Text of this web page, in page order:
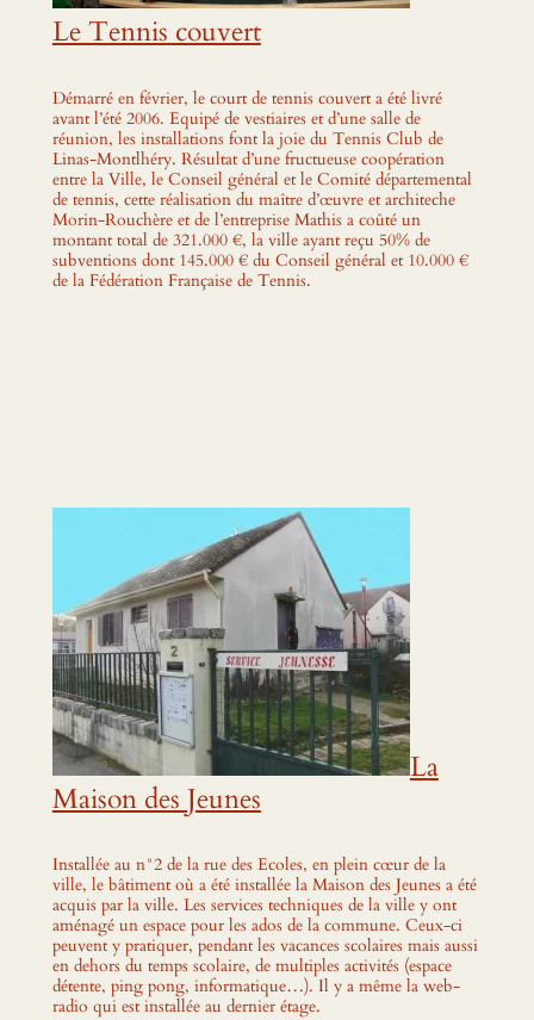
Le Tennis couvert
Démarré en février, le court de tennis couvert a été livré
avant l’été 2006. Equipé de vestiaires et d’une salle de
réunion, les installations font la joie du Tennis Club de
Linas-Montlhéry. Résultat d’une fructueuse coopération
entre la Ville, le Conseil général et le Comité départemental
de tennis, cette réalisation du maître d’œuvre et architeche
Morin-Rouchère et de l’entreprise Mathis a coûté un
montant total de 321.000 €, la ville ayant reçu 50% de
subventions dont 145.000 € du Conseil général et 10.000 €
de la Fédération Française de Tennis.
La
Maison des Jeunes
Installée au n°2 de la rue des Ecoles, en plein cœur de la
ville, le bâtiment où a été installée la Maison des Jeunes a été
acquis par la ville. Les services techniques de la ville y ont
aménagé un espace pour les ados de la commune. Ceux-ci
peuvent y pratiquer, pendant les vacances scolaires mais aussi
en dehors du temps scolaire, de multiples activités (espace
détente, ping pong, informatique…). Il y a même la web-
radio qui est installée au dernier étage.